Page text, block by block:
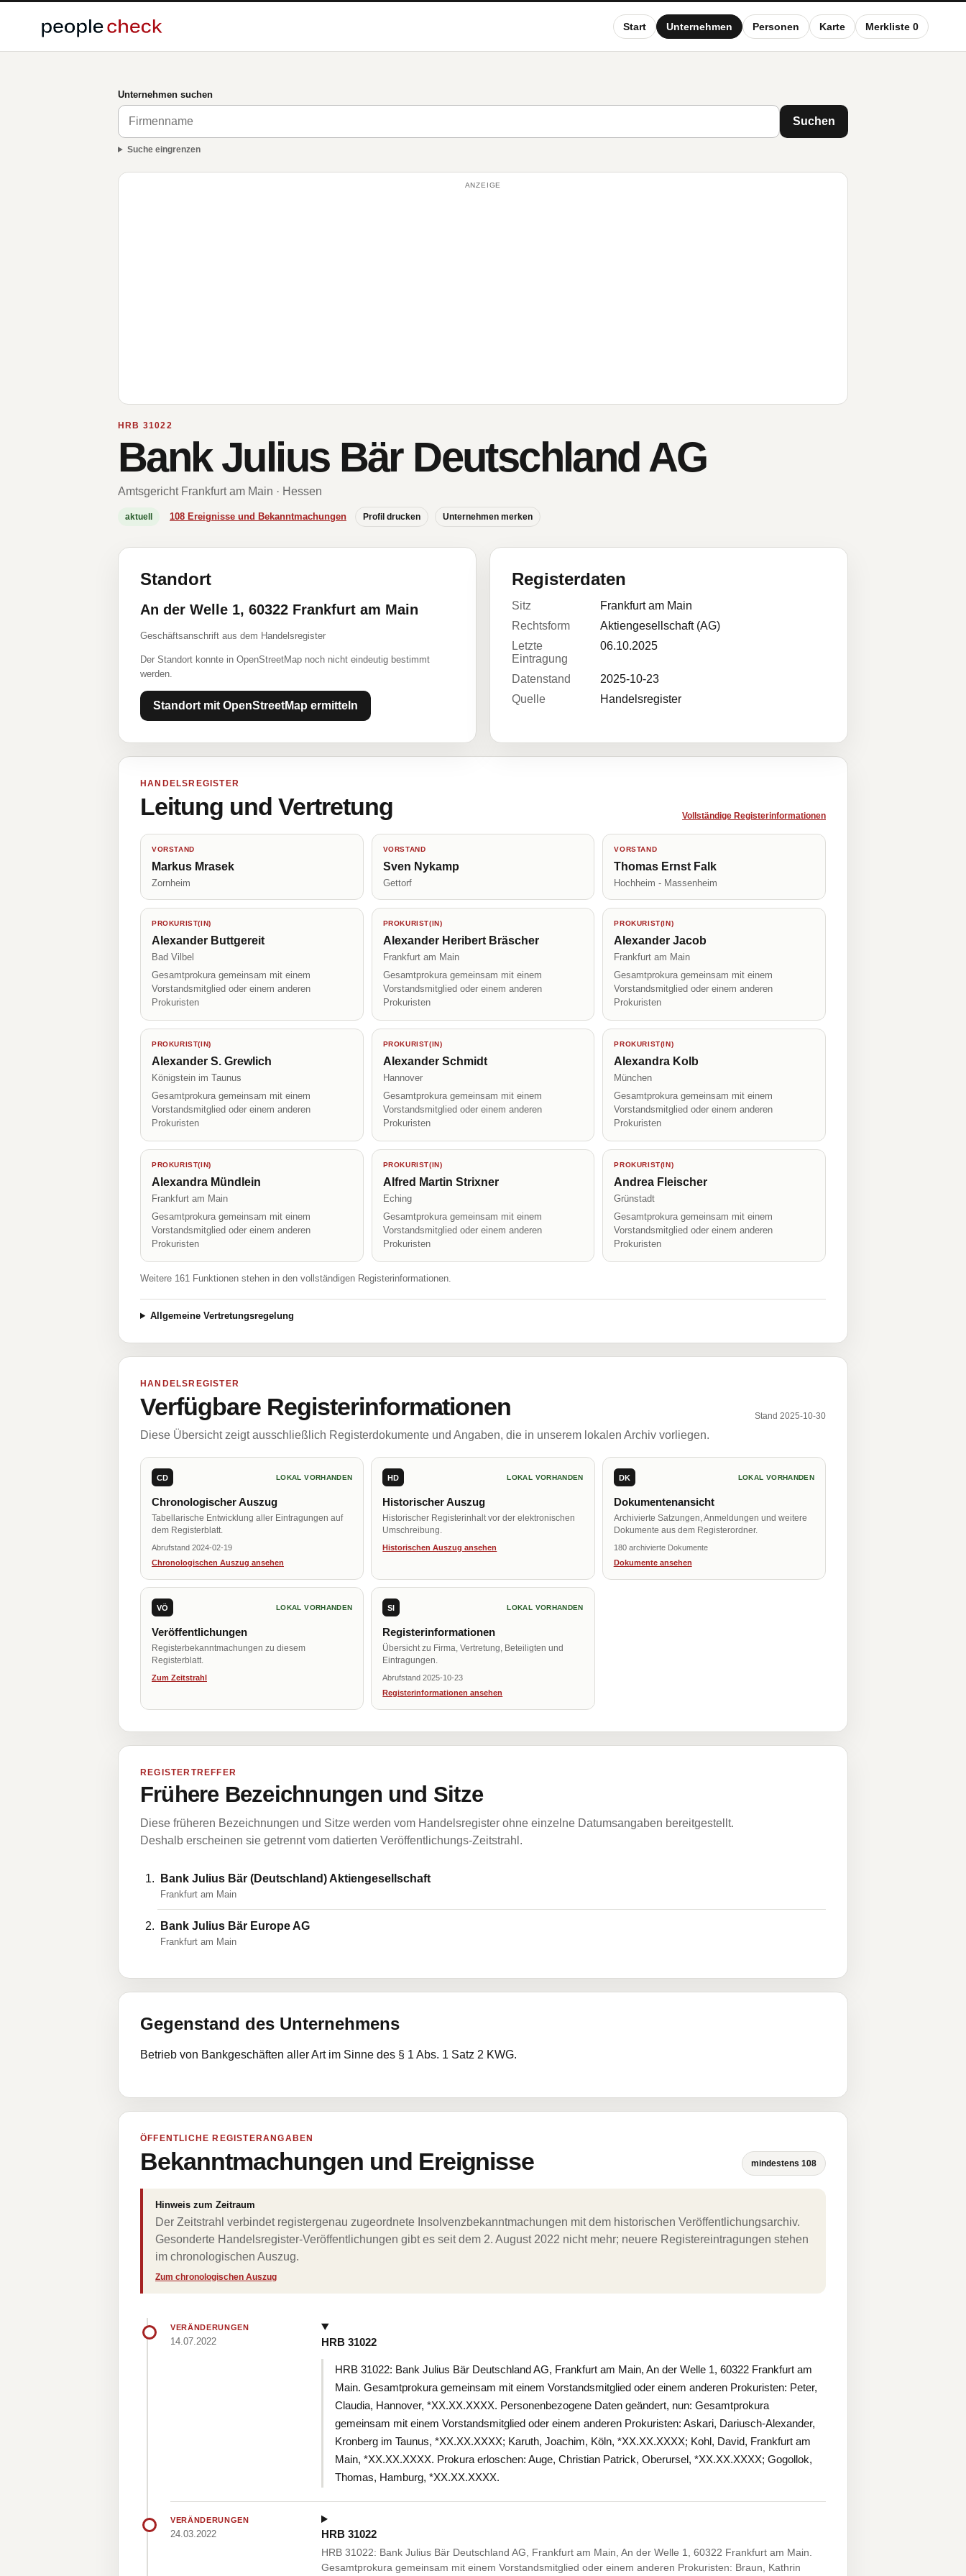
Start Unternehmen Personen Karte Merkliste 0
Unternehmen suchen
Suchen
Suche eingrenzen
ANZEIGE
HRB 31022
Bank Julius Bär Deutschland AG
Amtsgericht Frankfurt am Main · Hessen
aktuell 108 Ereignisse und Bekanntmachungen Profil drucken Unternehmen merken
Standort
An der Welle 1, 60322 Frankfurt am Main
Geschäftsanschrift aus dem Handelsregister
Der Standort konnte in OpenStreetMap noch nicht eindeutig bestimmt
werden.
Standort mit OpenStreetMap ermitteln
Registerdaten
Sitz
Frankfurt am Main
Rechtsform
Aktiengesellschaft (AG)
Letzte
Eintragung
06.10.2025
Datenstand
2025-10-23
Quelle
Handelsregister
HANDELSREGISTER
Leitung und Vertretung Vollständige Registerinformationen
VORSTAND
Markus Mrasek
Zornheim
VORSTAND
Sven Nykamp
Gettorf
VORSTAND
Thomas Ernst Falk
Hochheim - Massenheim
PROKURIST(IN)
Alexander Buttgereit
Bad Vilbel
Gesamtprokura gemeinsam mit einem
Vorstandsmitglied oder einem anderen
Prokuristen
PROKURIST(IN)
Alexander Heribert Bräscher
Frankfurt am Main
Gesamtprokura gemeinsam mit einem
Vorstandsmitglied oder einem anderen
Prokuristen
PROKURIST(IN)
Alexander Jacob
Frankfurt am Main
Gesamtprokura gemeinsam mit einem
Vorstandsmitglied oder einem anderen
Prokuristen
PROKURIST(IN)
Alexander S. Grewlich
Königstein im Taunus
Gesamtprokura gemeinsam mit einem
Vorstandsmitglied oder einem anderen
Prokuristen
PROKURIST(IN)
Alexander Schmidt
Hannover
Gesamtprokura gemeinsam mit einem
Vorstandsmitglied oder einem anderen
Prokuristen
PROKURIST(IN)
Alexandra Kolb
München
Gesamtprokura gemeinsam mit einem
Vorstandsmitglied oder einem anderen
Prokuristen
PROKURIST(IN)
Alexandra Mündlein
Frankfurt am Main
Gesamtprokura gemeinsam mit einem
Vorstandsmitglied oder einem anderen
Prokuristen
PROKURIST(IN)
Alfred Martin Strixner
Eching
Gesamtprokura gemeinsam mit einem
Vorstandsmitglied oder einem anderen
Prokuristen
PROKURIST(IN)
Andrea Fleischer
Grünstadt
Gesamtprokura gemeinsam mit einem
Vorstandsmitglied oder einem anderen
Prokuristen
Weitere 161 Funktionen stehen in den vollständigen Registerinformationen.
Allgemeine Vertretungsregelung
HANDELSREGISTER
Verfügbare Registerinformationen Stand 2025-10-30
Diese Übersicht zeigt ausschließlich Registerdokumente und Angaben, die in unserem lokalen Archiv vorliegen.
CD LOKAL VORHANDEN
Chronologischer Auszug
Tabellarische Entwicklung aller Eintragungen auf
dem Registerblatt.
Abrufstand 2024-02-19
Chronologischen Auszug ansehen
HD LOKAL VORHANDEN
Historischer Auszug
Historischer Registerinhalt vor der elektronischen
Umschreibung.
Historischen Auszug ansehen
DK LOKAL VORHANDEN
Dokumentenansicht
Archivierte Satzungen, Anmeldungen und weitere
Dokumente aus dem Registerordner.
180 archivierte Dokumente
Dokumente ansehen
VÖ LOKAL VORHANDEN
Veröffentlichungen
Registerbekanntmachungen zu diesem
Registerblatt.
Zum Zeitstrahl
SI LOKAL VORHANDEN
Registerinformationen
Übersicht zu Firma, Vertretung, Beteiligten und
Eintragungen.
Abrufstand 2025-10-23
Registerinformationen ansehen
REGISTERTREFFER
Frühere Bezeichnungen und Sitze
Diese früheren Bezeichnungen und Sitze werden vom Handelsregister ohne einzelne Datumsangaben bereitgestellt.
Deshalb erscheinen sie getrennt vom datierten Veröffentlichungs-Zeitstrahl.
Bank Julius Bär (Deutschland) Aktiengesellschaft
Frankfurt am Main
Bank Julius Bär Europe AG
Frankfurt am Main
Gegenstand des Unternehmens
Betrieb von Bankgeschäften aller Art im Sinne des § 1 Abs. 1 Satz 2 KWG.
ÖFFENTLICHE REGISTERANGABEN
Bekanntmachungen und Ereignisse mindestens 108
Hinweis zum Zeitraum
Der Zeitstrahl verbindet registergenau zugeordnete Insolvenzbekanntmachungen mit dem historischen Veröffentlichungsarchiv.
Gesonderte Handelsregister-Veröffentlichungen gibt es seit dem 2. August 2022 nicht mehr; neuere Registereintragungen stehen
im chronologischen Auszug.
Zum chronologischen Auszug
VERÄNDERUNGEN
14.07.2022 HRB 31022
HRB 31022: Bank Julius Bär Deutschland AG, Frankfurt am Main, An der Welle 1, 60322 Frankfurt am
Main. Gesamtprokura gemeinsam mit einem Vorstandsmitglied oder einem anderen Prokuristen: Peter,
Claudia, Hannover, *XX.XX.XXXX. Personenbezogene Daten geändert, nun: Gesamtprokura
gemeinsam mit einem Vorstandsmitglied oder einem anderen Prokuristen: Askari, Dariusch-Alexander,
Kronberg im Taunus, *XX.XX.XXXX; Karuth, Joachim, Köln, *XX.XX.XXXX; Kohl, David, Frankfurt am
Main, *XX.XX.XXXX. Prokura erloschen: Auge, Christian Patrick, Oberursel, *XX.XX.XXXX; Gogollok,
Thomas, Hamburg, *XX.XX.XXXX.
VERÄNDERUNGEN
24.03.2022 HRB 31022
HRB 31022: Bank Julius Bär Deutschland AG, Frankfurt am Main, An der Welle 1, 60322 Frankfurt am Main.
Gesamtprokura gemeinsam mit einem Vorstandsmitglied oder einem anderen Prokuristen: Braun, Kathrin